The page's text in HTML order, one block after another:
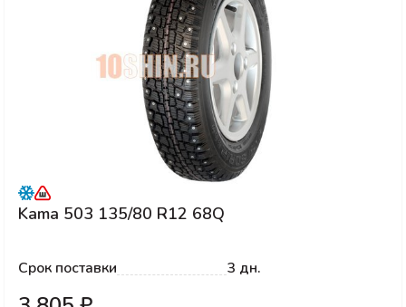
Kama 503 135/80 R12 68Q
Срок поставки 3 дн.